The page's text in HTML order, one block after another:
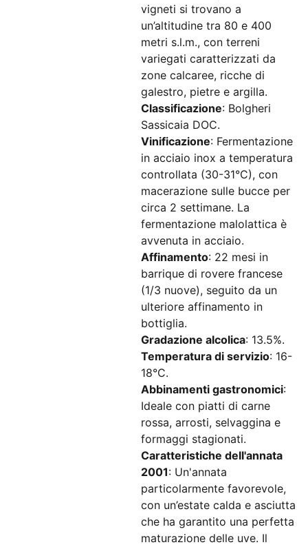
vigneti si trovano a
un’altitudine tra 80 e 400
metri s.l.m., con terreni
variegati caratterizzati da
zone calcaree, ricche di
galestro, pietre e argilla.
Classificazione: Bolgheri
Sassicaia DOC.
Vinificazione: Fermentazione
in acciaio inox a temperatura
controllata (30-31°C), con
macerazione sulle bucce per
circa 2 settimane. La
fermentazione malolattica è
avvenuta in acciaio.
Affinamento: 22 mesi in
barrique di rovere francese
(1/3 nuove), seguito da un
ulteriore affinamento in
bottiglia.
Gradazione alcolica: 13.5%.
Temperatura di servizio: 16-
18°C.
Abbinamenti gastronomici:
Ideale con piatti di carne
rossa, arrosti, selvaggina e
formaggi stagionati.
Caratteristiche dell'annata
2001: Un'annata
particolarmente favorevole,
con un’estate calda e asciutta
che ha garantito una perfetta
maturazione delle uve. Il